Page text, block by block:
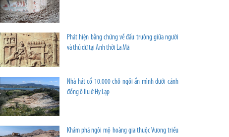
Phát hiện bằng chứng về đấu trường giữa người
và thú dữ tại Anh thời La Mã
Nhà hát cổ 10.000 chỗ ngồi ẩn mình dưới cánh
đồng ô liu ở Hy Lạp
Khám phá ngôi mộ hoàng gia thuộc Vương triều